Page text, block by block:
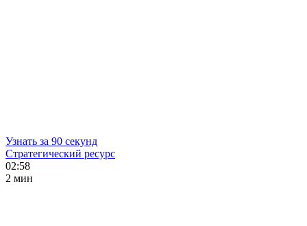
Узнать за 90 секунд
Стратегический ресурс
02:58
2 мин